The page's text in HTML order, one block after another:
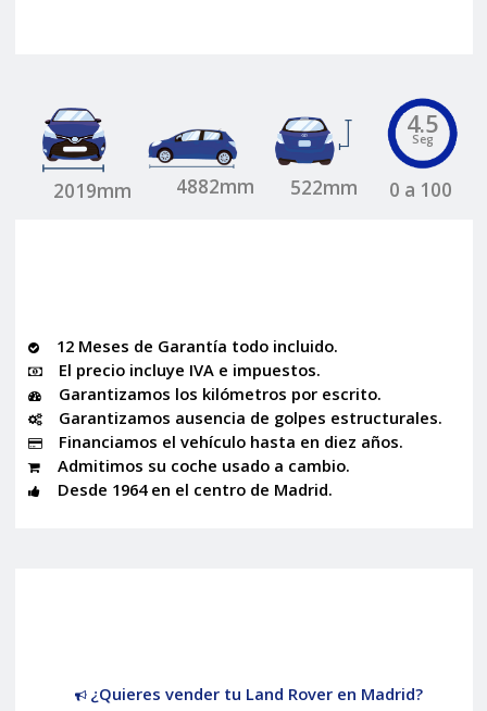
2019mm 4882mm 522mm
4.5
Seg
0 a 100
12 Meses de Garantía todo incluido.
El precio incluye IVA e impuestos.
Garantizamos los kilómetros por escrito.
Garantizamos ausencia de golpes estructurales.
Financiamos el vehículo hasta en diez años.
Admitimos su coche usado a cambio.
Desde 1964 en el centro de Madrid.
¿Quieres vender tu Land Rover en Madrid?